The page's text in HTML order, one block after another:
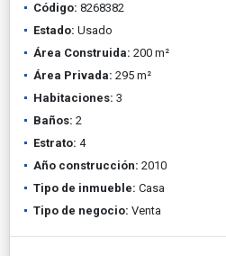
Código: 8268382
Estado: Usado
Área Construida: 200 m²
Área Privada: 295 m²
Habitaciones: 3
Baños: 2
Estrato: 4
Año construcción: 2010
Tipo de inmueble: Casa
Tipo de negocio: Venta